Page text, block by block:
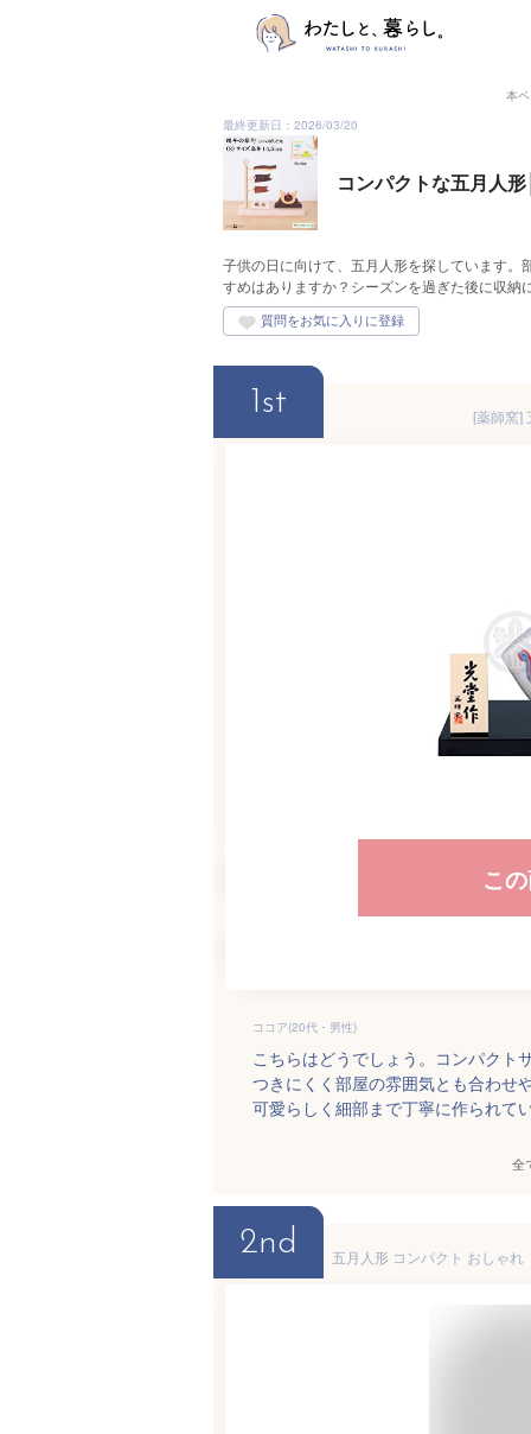
本
最終更新日：2026/03/20
コンパクトな五月人
子供の日に向けて、五月人形を探しています
すめはありますか？シーズンを過ぎた後に収納
1st [薬師窯]
こ
ココア(20代・男性)
こちらはどうでしょう。コンパクト
つきにくく部屋の雰囲気とも合わせ
可愛らしく細部まで丁寧に作られて
全
2nd